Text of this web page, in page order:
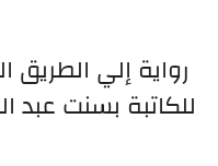
رواية إلي الطريق
للكاتبة بسنت عبد